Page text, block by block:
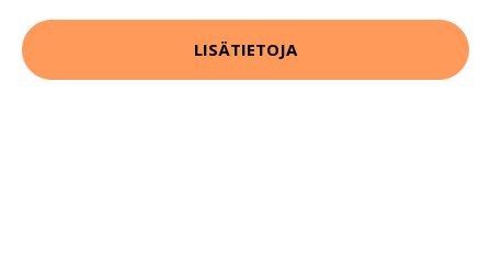
LISÄTIETOJA